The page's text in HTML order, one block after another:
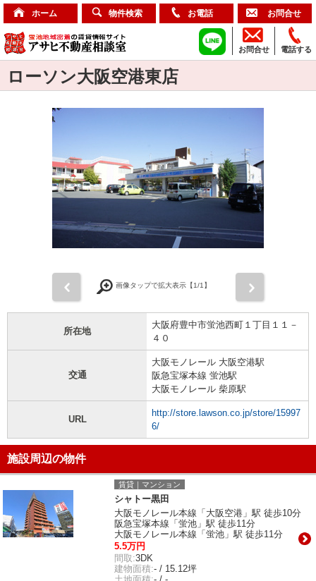
ホーム 物件検索 お電話 お問合せ
電話する
お問合せ
ローソン大阪空港東店
画像タップで拡大表示【1/1】
所在地
大阪府豊中市蛍池西町１丁目１１－
４０
交通
大阪モノレール 大阪空港駅
阪急宝塚本線 蛍池駅
大阪モノレール 柴原駅
URL
http://store.lawson.co.jp/store/15997
6/
施設周辺の物件
賃貸｜マンション
シャトー黒田
大阪モノレール本線「大阪空港」駅 徒歩10分
阪急宝塚本線「蛍池」駅 徒歩11分
大阪モノレール本線「蛍池」駅 徒歩11分
5.5万円
間取:3DK
建物面積:- / 15.12坪